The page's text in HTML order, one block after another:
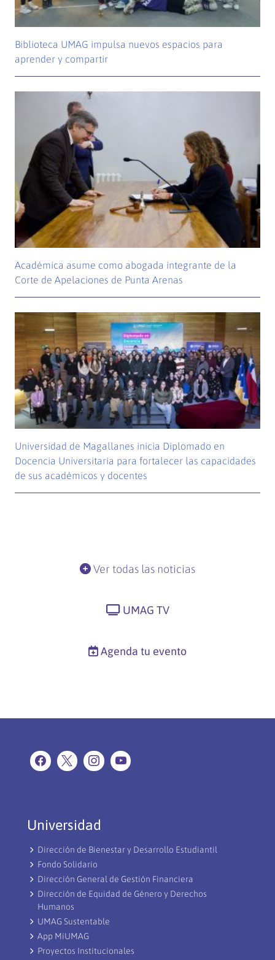
Biblioteca UMAG impulsa nuevos espacios para
aprender y compartir
Académica asume como abogada integrante de la
Corte de Apelaciones de Punta Arenas
Universidad de Magallanes inicia Diplomado en
Docencia Universitaria para fortalecer las capacidades
de sus académicos y docentes
Ver todas las noticias
UMAG TV
Agenda tu evento
Universidad
Dirección de Bienestar y Desarrollo Estudiantil
Fondo Solidario
Dirección General de Gestión Financiera
Dirección de Equidad de Género y Derechos
Humanos
UMAG Sustentable
App MiUMAG
Proyectos Institucionales